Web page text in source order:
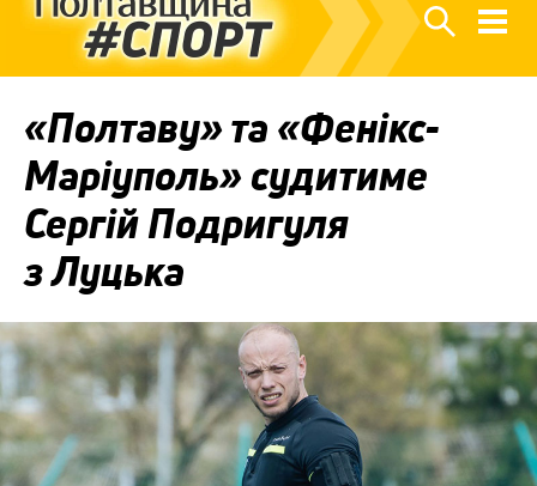
«Полтаву» та «Фенікс-
Маріуполь» судитиме
Сергій Подригуля
з Луцька